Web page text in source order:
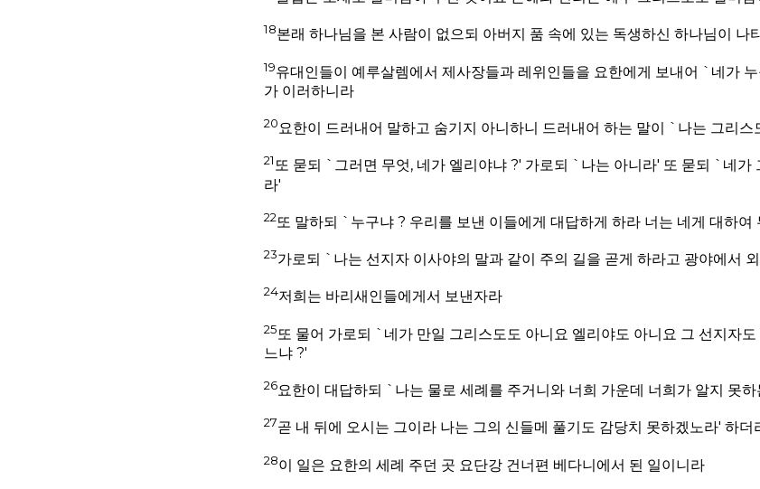
18본래 하나님을 본 사람이 없으되 아버지 품 속에 있는 독생하신 하나님이 나
19유대인들이 예루살렘에서 제사장들과 레위인들을 요한에게 보내어 `네가
가 이러하니라
20요한이 드러내어 말하고 숨기지 아니하니 드러내어 하는 말이 `나는 그리스
21또 묻되 `그러면 무엇, 네가 엘리야냐 ?' 가로되 `나는 아니라' 또 묻되 `네가
라'
22또 말하되 `누구냐 ? 우리를 보낸 이들에게 대답하게 하라 너는 네게 대하여
23가로되 `나는 선지자 이사야의 말과 같이 주의 길을 곧게 하라고 광야에서
24저희는 바리새인들에게서 보낸자라
25또 물어 가로되 `네가 만일 그리스도도 아니요 엘리야도 아니요 그 선지자
느냐 ?'
26요한이 대답하되 `나는 물로 세례를 주거니와 너희 가운데 너희가 알지 못하
27곧 내 뒤에 오시는 그이라 나는 그의 신들메 풀기도 감당치 못하겠노라' 하더
28이 일은 요한의 세례 주던 곳 요단강 건너편 베다니에서 된 일이니라